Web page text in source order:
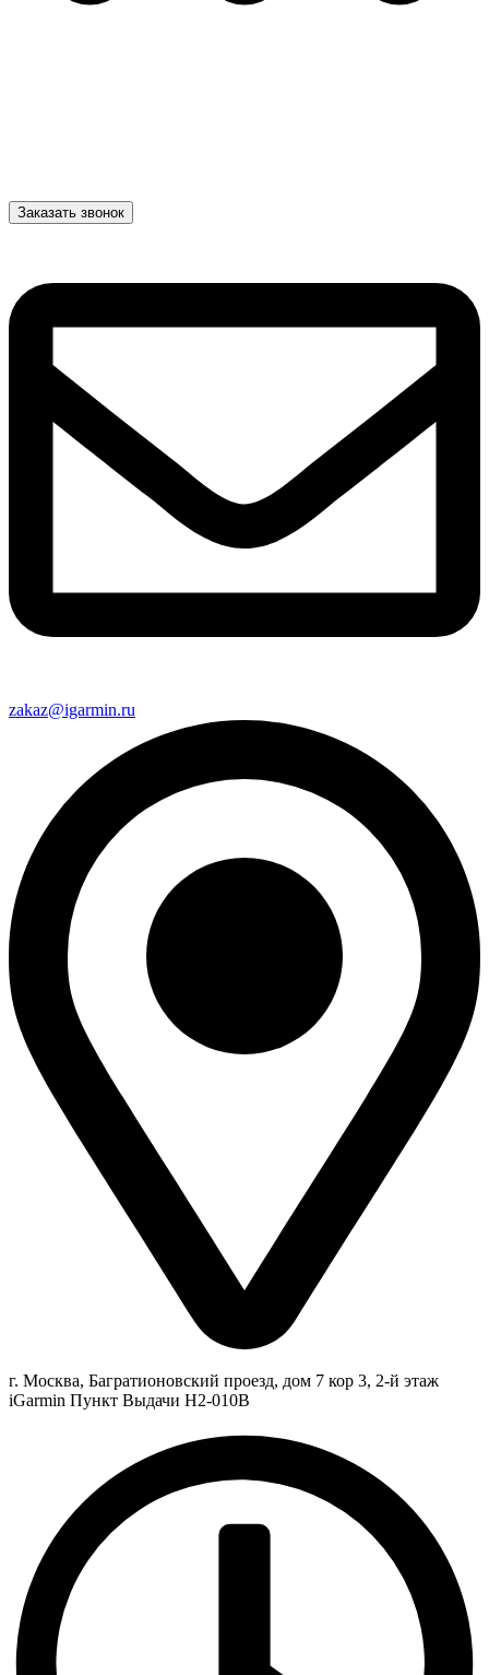
Заказать звонок
zakaz@igarmin.ru
г. Москва, Багратионовский проезд, дом 7 кор 3, 2-й этаж
iGarmin Пункт Выдачи Н2-010В